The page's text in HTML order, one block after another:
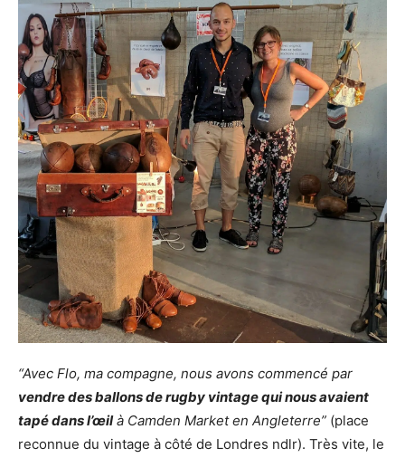
“Avec Flo, ma compagne, nous avons commencé par
vendre des ballons de rugby vintage qui nous avaient
tapé dans l’œilà Camden Market en Angleterre” (place
reconnue du vintage à côté de Londres ndlr). Très vite, le